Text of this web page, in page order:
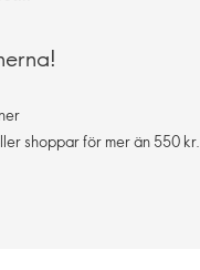
shoppar för mer än 550 kr.